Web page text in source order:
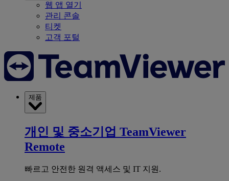
웹 앱 열기
관리 콘솔
티켓
고객 포털
제품
개인 및 중소기업 TeamViewer
Remote
빠르고 안전한 원격 액세스 및 IT 지원.